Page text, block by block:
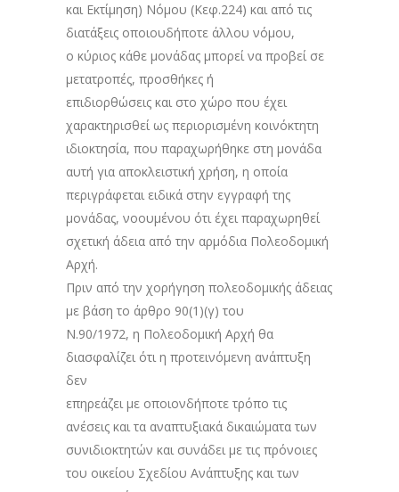
και Εκτίμηση) Νόμου (Κεφ.224) και από τις
διατάξεις οποιουδήποτε άλλου νόμου,
ο κύριος κάθε μονάδας μπορεί να προβεί σε
μετατροπές, προσθήκες ή
επιδιορθώσεις και στο χώρο που έχει
χαρακτηρισθεί ως περιορισμένη κοινόκτητη
ιδιοκτησία, που παραχωρήθηκε στη μονάδα
αυτή για αποκλειστική χρήση, η οποία
περιγράφεται ειδικά στην εγγραφή της
μονάδας, νοουμένου ότι έχει παραχωρηθεί
σχετική άδεια από την αρμόδια Πολεοδομική
Αρχή.
Πριν από την χορήγηση πολεοδομικής άδειας
με βάση το άρθρο 90(1)(γ) του
Ν.90/1972, η Πολεοδομική Αρχή θα
διασφαλίζει ότι η προτεινόμενη ανάπτυξη
δεν
επηρεάζει με οποιονδήποτε τρόπο τις
ανέσεις και τα αναπτυξιακά δικαιώματα των
συνιδιοκτητών και συνάδει με τις πρόνοιες
του οικείου Σχεδίου Ανάπτυξης και των